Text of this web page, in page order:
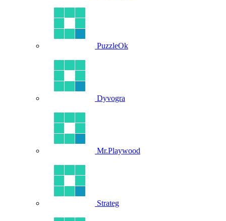
PuzzleOk
Dyvogra
Mr.Playwood
Strateg